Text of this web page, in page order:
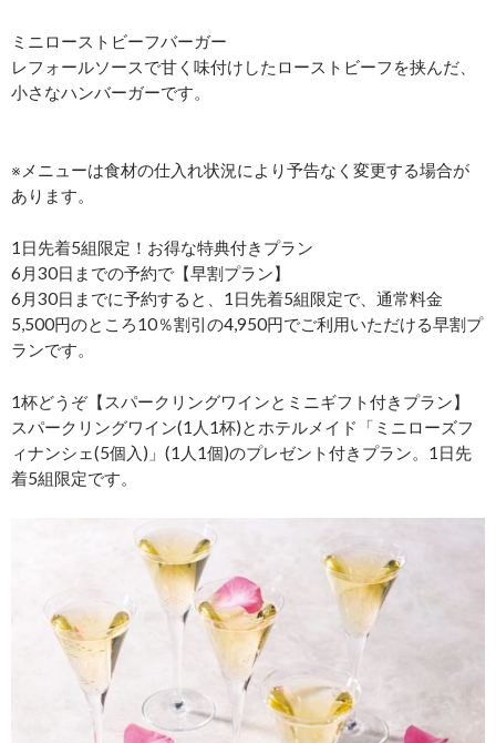
ミニローストビーフバーガー
レフォールソースで甘く味付けしたローストビーフを挟んだ、
小さなハンバーガーです。
※メニューは食材の仕入れ状況により予告なく変更する場合が
あります。
1日先着5組限定！お得な特典付きプラン
6月30日までの予約で【早割プラン】
6月30日までに予約すると、1日先着5組限定で、通常料金
5,500円のところ10％割引の4,950円でご利用いただける早割プ
ランです。
1杯どうぞ【スパークリングワインとミニギフト付きプラン】
スパークリングワイン(1人1杯)とホテルメイド「ミニローズフ
ィナンシェ(5個入)」(1人1個)のプレゼント付きプラン。1日先
着5組限定です。